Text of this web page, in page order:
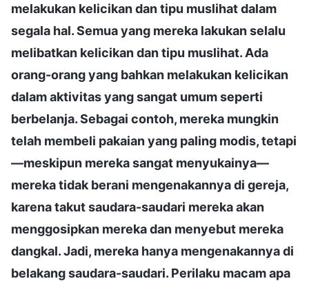
melakukan kelicikan dan tipu muslihat dalam
segala hal. Semua yang mereka lakukan selalu
melibatkan kelicikan dan tipu muslihat. Ada
orang-orang yang bahkan melakukan kelicikan
dalam aktivitas yang sangat umum seperti
berbelanja. Sebagai contoh, mereka mungkin
telah membeli pakaian yang paling modis, tetapi
—meskipun mereka sangat menyukainya—
mereka tidak berani mengenakannya di gereja,
karena takut saudara-saudari mereka akan
menggosipkan mereka dan menyebut mereka
dangkal. Jadi, mereka hanya mengenakannya di
belakang saudara-saudari. Perilaku macam apa